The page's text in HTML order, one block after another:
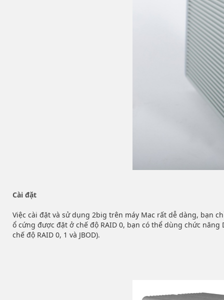
Cài đặt
Việc cài đặt và sử dụng 2big trên máy Mac rất dễ dàng, bạn
ổ cứng được đặt ở chế độ RAID 0, bạn có thể dùng chức
chế độ RAID 0, 1 và JBOD).